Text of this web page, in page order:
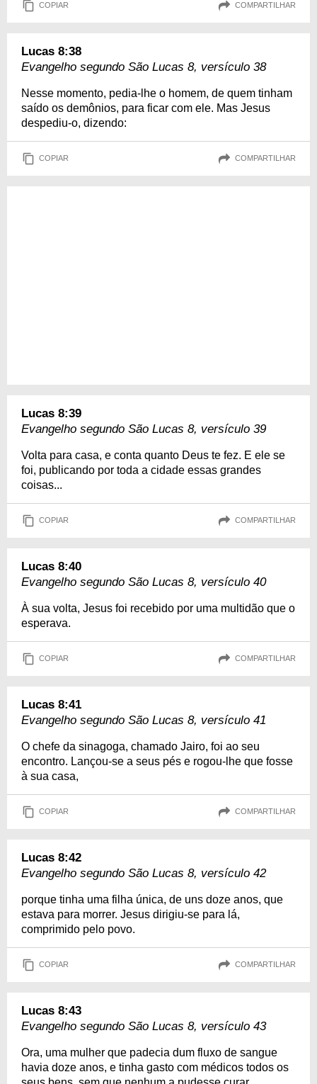
COPIAR COMPARTILHAR
Lucas 8:38
Evangelho segundo São Lucas 8, versículo 38
Nesse momento, pedia-lhe o homem, de quem tinham
saído os demônios, para ficar com ele. Mas Jesus
despediu-o, dizendo:
COPIAR COMPARTILHAR
Lucas 8:39
Evangelho segundo São Lucas 8, versículo 39
Volta para casa, e conta quanto Deus te fez. E ele se
foi, publicando por toda a cidade essas grandes
coisas...
COPIAR COMPARTILHAR
Lucas 8:40
Evangelho segundo São Lucas 8, versículo 40
À sua volta, Jesus foi recebido por uma multidão que o
esperava.
COPIAR COMPARTILHAR
Lucas 8:41
Evangelho segundo São Lucas 8, versículo 41
O chefe da sinagoga, chamado Jairo, foi ao seu
encontro. Lançou-se a seus pés e rogou-lhe que fosse
à sua casa,
COPIAR COMPARTILHAR
Lucas 8:42
Evangelho segundo São Lucas 8, versículo 42
porque tinha uma filha única, de uns doze anos, que
estava para morrer. Jesus dirigiu-se para lá,
comprimido pelo povo.
COPIAR COMPARTILHAR
Lucas 8:43
Evangelho segundo São Lucas 8, versículo 43
Ora, uma mulher que padecia dum fluxo de sangue
havia doze anos, e tinha gasto com médicos todos os